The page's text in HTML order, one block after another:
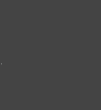
,